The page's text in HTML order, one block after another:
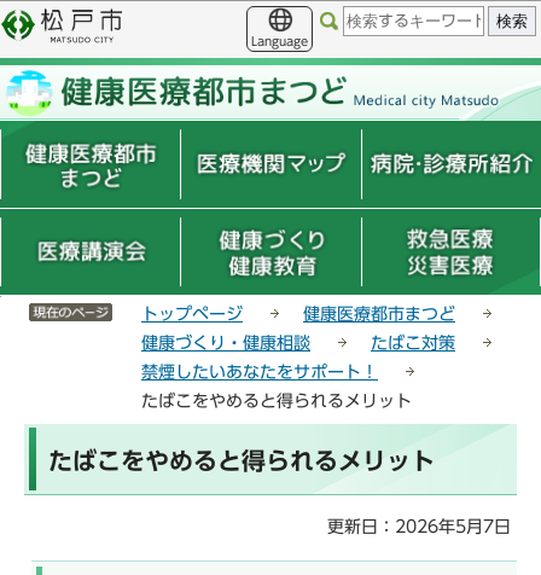
こ
の
ペ
ー
ジ
頭
サ
イ
ト
メ
ニ
こ
このページの本文へ移動
Language
サイトメニューここまで
トップページ
健康医療都市まつど
健康づくり・健康相談
たばこ対策
禁煙したいあなたをサポート！
たばこをやめると得られるメリット
こ
ら
たばこをやめると得られるメリット
更新日：2026年5月7日